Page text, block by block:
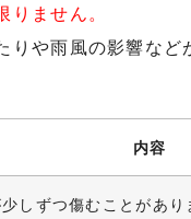
ません。
や雨風の影響など
内容
しずつ傷むことがあり